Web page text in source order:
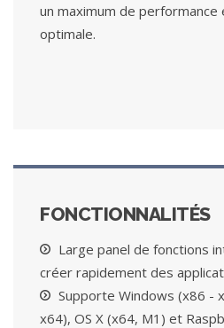
un maximum de
optimale.
FONCTIONNALITÉS
Large panel de fonctions
créer rapidement des
Supporte Windows (x86 -
x64), OS X (x64, M1) et